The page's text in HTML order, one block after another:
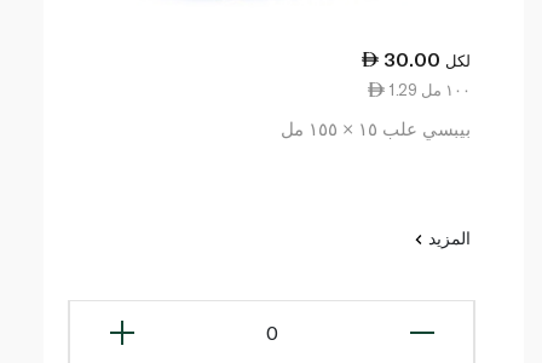
30.00 لكل
1.29 ١٠٠ مل
بيبسي علب ١٥ × ١٥٥ مل
المزيد
0